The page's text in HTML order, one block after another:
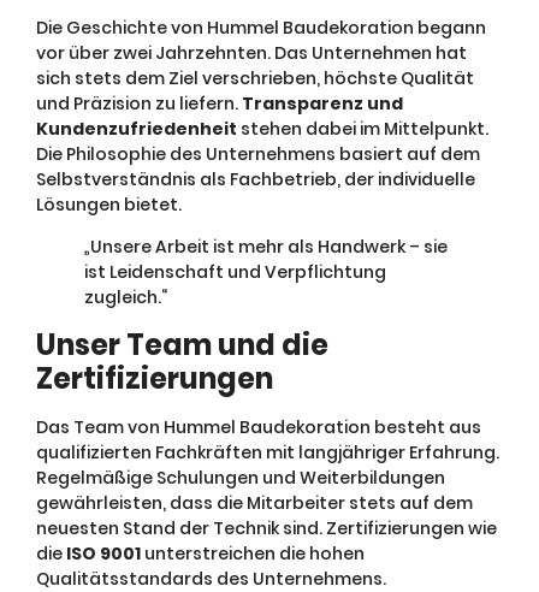
Die Geschichte von Hummel Baudekoration begann
vor über zwei Jahrzehnten. Das Unternehmen hat
sich stets dem Ziel verschrieben, höchste Qualität
und Präzision zu liefern. Transparenz und
Kundenzufriedenheit stehen dabei im Mittelpunkt.
Die Philosophie des Unternehmens basiert auf dem
Selbstverständnis als Fachbetrieb, der individuelle
Lösungen bietet.
„Unsere Arbeit ist mehr als Handwerk – sie
ist Leidenschaft und Verpflichtung
zugleich.“
Unser Team und die
Zertifizierungen
Das Team von Hummel Baudekoration besteht aus
qualifizierten Fachkräften mit langjähriger Erfahrung.
Regelmäßige Schulungen und Weiterbildungen
gewährleisten, dass die Mitarbeiter stets auf dem
neuesten Stand der Technik sind. Zertifizierungen wie
die ISO 9001 unterstreichen die hohen
Qualitätsstandards des Unternehmens.